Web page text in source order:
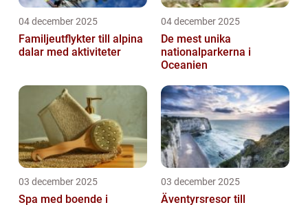
04 december 2025
Familjeutflykter till alpina
dalar med aktiviteter
04 december 2025
De mest unika
nationalparkerna i
Oceanien
03 december 2025
Spa med boende i
03 december 2025
Äventyrsresor till